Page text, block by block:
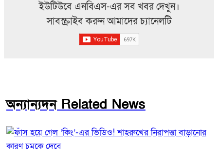
ইউটিউবে এনবিএস-এর সব খবর দেখুন।
সাবস্ক্রাইব করুন আমাদের চ্যানেলটি
অন্যান্যদন Related News